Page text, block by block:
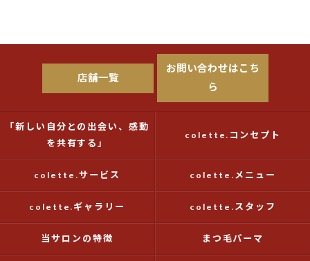
店舗一覧
お問い合わせはこち
ら
「新しい自分との出会い、感動
を共有する」
colette.コンセプト
colette.サービス colette.メニュー
colette.ギャラリー colette.スタッフ
当サロンの特徴 まつ毛パーマ